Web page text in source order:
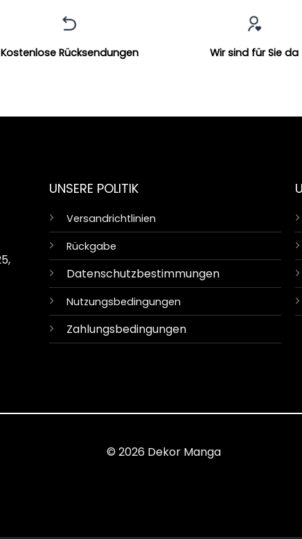
Kostenlose Rücksendungen Wir sind für Sie da
UNSERE POLITIK
Versandrichtlinien
Rückgabe
Datenschutzbestimmungen
Nutzungsbedingungen
Zahlungsbedingungen
© 2026 Dekor Manga